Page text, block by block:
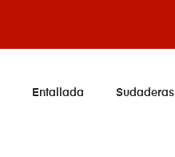
Entallada Sudaderas